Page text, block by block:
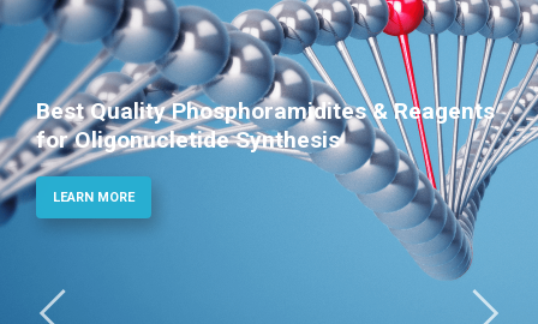
Best Quality Phosphoramidites & Reagents
for Oligonucletide Synthesis
LEARN MORE